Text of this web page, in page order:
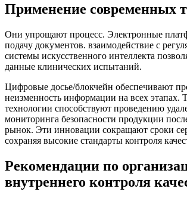
Применение современных
Они упрощают процесс. Электронные
подачу документов. взаимодействие с
системы искусственного интеллекта
данные клинических испытаний.
Цифровые досье/блокчейн обеспечивают
неизменность информации на всех этапах.
технологии способствуют проведению
мониторинга безопасности продукции
рынок. Эти инновации сокращают сроки
сохраняя высокие стандарты контроля
Рекомендации по
внутреннего контроля